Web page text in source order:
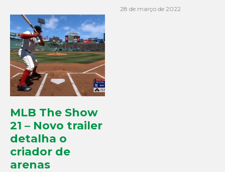
MLB The Show
21 – Novo trailer
detalha o
criador de
arenas
28 de março de 2022